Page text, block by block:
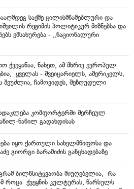
საქმე ცილისმწამებლური და
რეჟიმის პოლიტიკურ მიზნებსა და
ემსახურება - „ნაციონალური
ნახეთ, ამ მხრივ ევროპულ
ყველას - შვეიცარიელს, ამერიკელს,
ჩამოვიდეს, შეზღუდული
კომფორტერში შერჩეულ
ნაწილ გადახდისას
იყო ქართული სახელმწიფოსა და
გიორგი ბარამიძის განცხადებაზე
ბილწსიტყვაობა მიუღებელია, რა
როცა ქვეყნის კულტურას, წარსულს